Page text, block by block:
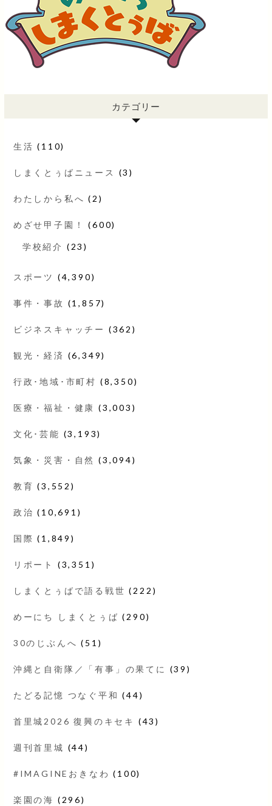
カテゴリー
生活 (110)
しまくとぅばニュース (3)
わたしから私へ (2)
めざせ甲子園！ (600)
学校紹介 (23)
スポーツ (4,390)
事件・事故 (1,857)
ビジネスキャッチー (362)
観光・経済 (6,349)
行政･地域･市町村 (8,350)
医療・福祉・健康 (3,003)
文化･芸能 (3,193)
気象・災害・自然 (3,094)
教育 (3,552)
政治 (10,691)
国際 (1,849)
リポート (3,351)
しまくとぅばで語る戦世 (222)
めーにち しまくとぅば (290)
30のじぶんへ (51)
沖縄と自衛隊／「有事」の果てに (39)
たどる記憶 つなぐ平和 (44)
首里城2026 復興のキセキ (43)
週刊首里城 (44)
#IMAGINEおきなわ (100)
楽園の海 (296)